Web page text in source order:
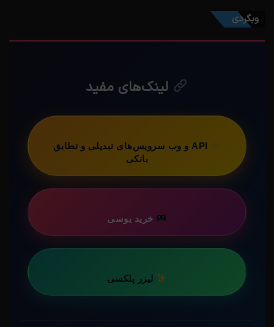
وبگردی
لینک‌های مفید
API و وب سرویس‌های تبدیلی و تطابق
بانکی
خرید یوسی
لیزر پلکسی